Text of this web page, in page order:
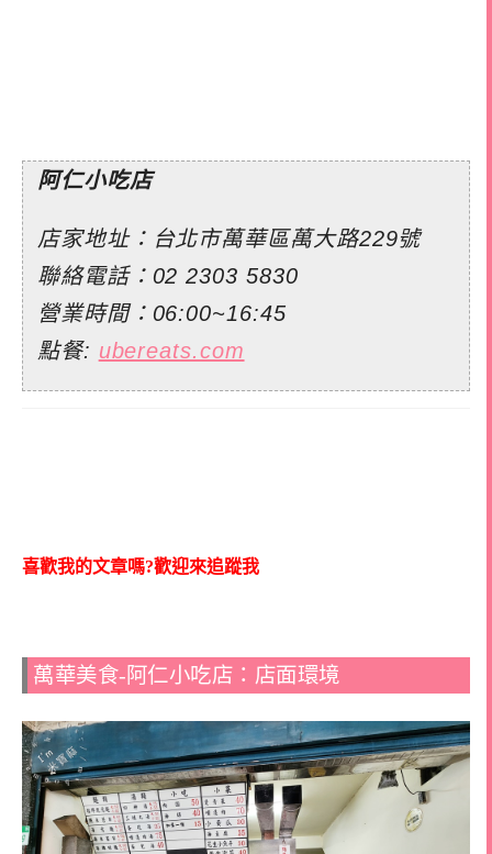
阿仁小吃店
店家地址：台北市萬華區萬大路229號
聯絡電話：02 2303 5830
營業時間：06:00~16:45
點餐: ubereats.com
喜歡我的文章嗎?歡迎來追蹤我
萬華美食-阿仁小吃店：店面環境